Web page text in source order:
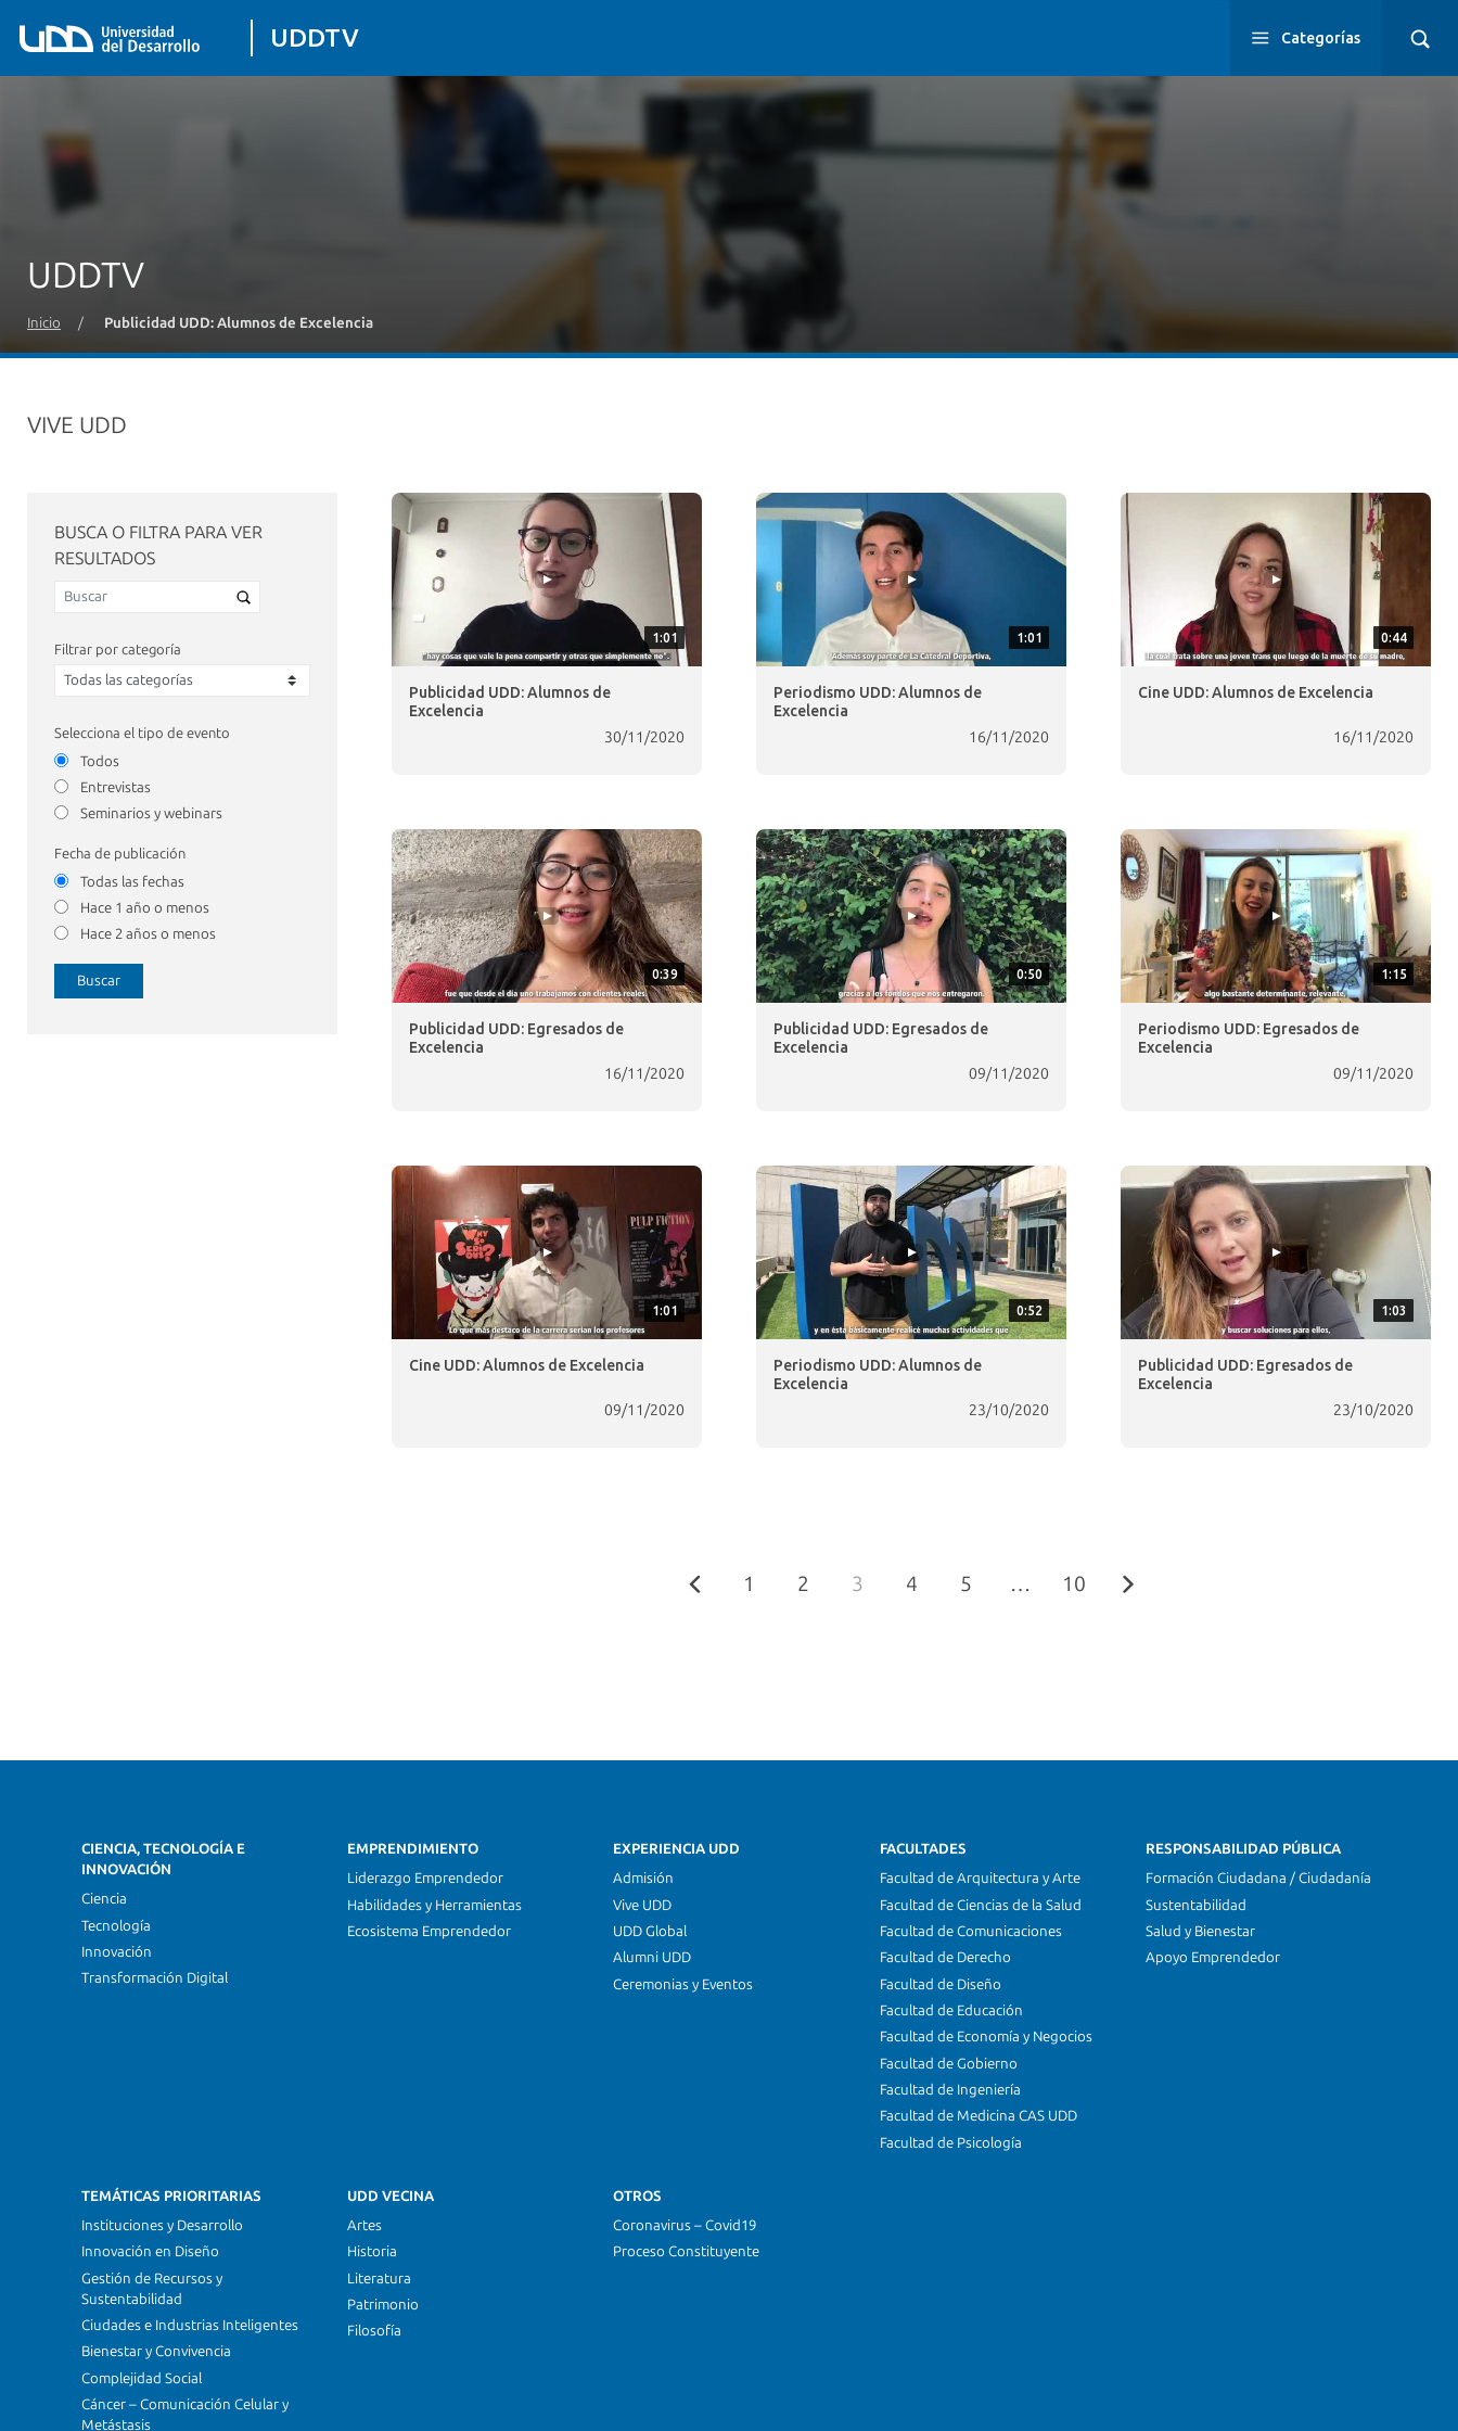
UDDTV Categorías
UDDTV
Inicio / Publicidad UDD: Alumnos de Excelencia
VIVE UDD
BUSCA O FILTRA PARA VER
RESULTADOS
Filtrar por categoría
Selecciona el tipo de evento
Todos
Entrevistas
Seminarios y webinars
Fecha de publicación
Todas las fechas
Hace 1 año o menos
Hace 2 años o menos
Buscar
1:01
Publicidad UDD: Alumnos de
Excelencia
30/11/2020
1:01
Periodismo UDD: Alumnos de
Excelencia
16/11/2020
0:44
Cine UDD: Alumnos de Excelencia
16/11/2020
0:39
Publicidad UDD: Egresados de
Excelencia
16/11/2020
0:50
Publicidad UDD: Egresados de
Excelencia
09/11/2020
1:15
Periodismo UDD: Egresados de
Excelencia
09/11/2020
1:01
Cine UDD: Alumnos de Excelencia
09/11/2020
0:52
Periodismo UDD: Alumnos de
Excelencia
23/10/2020
1:03
Publicidad UDD: Egresados de
Excelencia
23/10/2020
1 2 3 4 5 … 10
CIENCIA, TECNOLOGÍA E
INNOVACIÓN
Ciencia
Tecnología
Innovación
Transformación Digital
EMPRENDIMIENTO
Liderazgo Emprendedor
Habilidades y Herramientas
Ecosistema Emprendedor
EXPERIENCIA UDD
Admisión
Vive UDD
UDD Global
Alumni UDD
Ceremonias y Eventos
FACULTADES
Facultad de Arquitectura y Arte
Facultad de Ciencias de la Salud
Facultad de Comunicaciones
Facultad de Derecho
Facultad de Diseño
Facultad de Educación
Facultad de Economía y Negocios
Facultad de Gobierno
Facultad de Ingeniería
Facultad de Medicina CAS UDD
Facultad de Psicología
RESPONSABILIDAD PÚBLICA
Formación Ciudadana / Ciudadanía
Sustentabilidad
Salud y Bienestar
Apoyo Emprendedor
TEMÁTICAS PRIORITARIAS
Instituciones y Desarrollo
Innovación en Diseño
Gestión de Recursos y
Sustentabilidad
Ciudades e Industrias Inteligentes
Bienestar y Convivencia
Complejidad Social
Cáncer – Comunicación Celular y
Metástasis
UDD VECINA
Artes
Historia
Literatura
Patrimonio
Filosofía
OTROS
Coronavirus – Covid19
Proceso Constituyente